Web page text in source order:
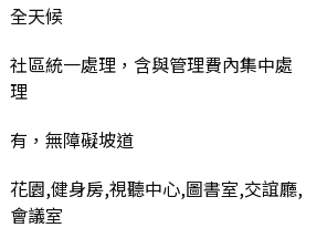
全天候
社區統一處理，含與管理費內集中處
理
有，無障礙坡道
花園,健身房,視聽中心,圖書室,交誼廳,
會議室